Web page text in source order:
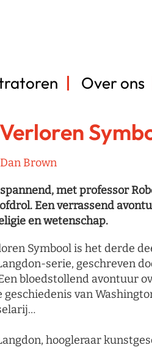
Over ons
Dan Brown
met professor
Een verrassend
en wetenschap.
Symbool is het derde
serie, geschreven
bloedstollend avontuur
van
hoogleraar